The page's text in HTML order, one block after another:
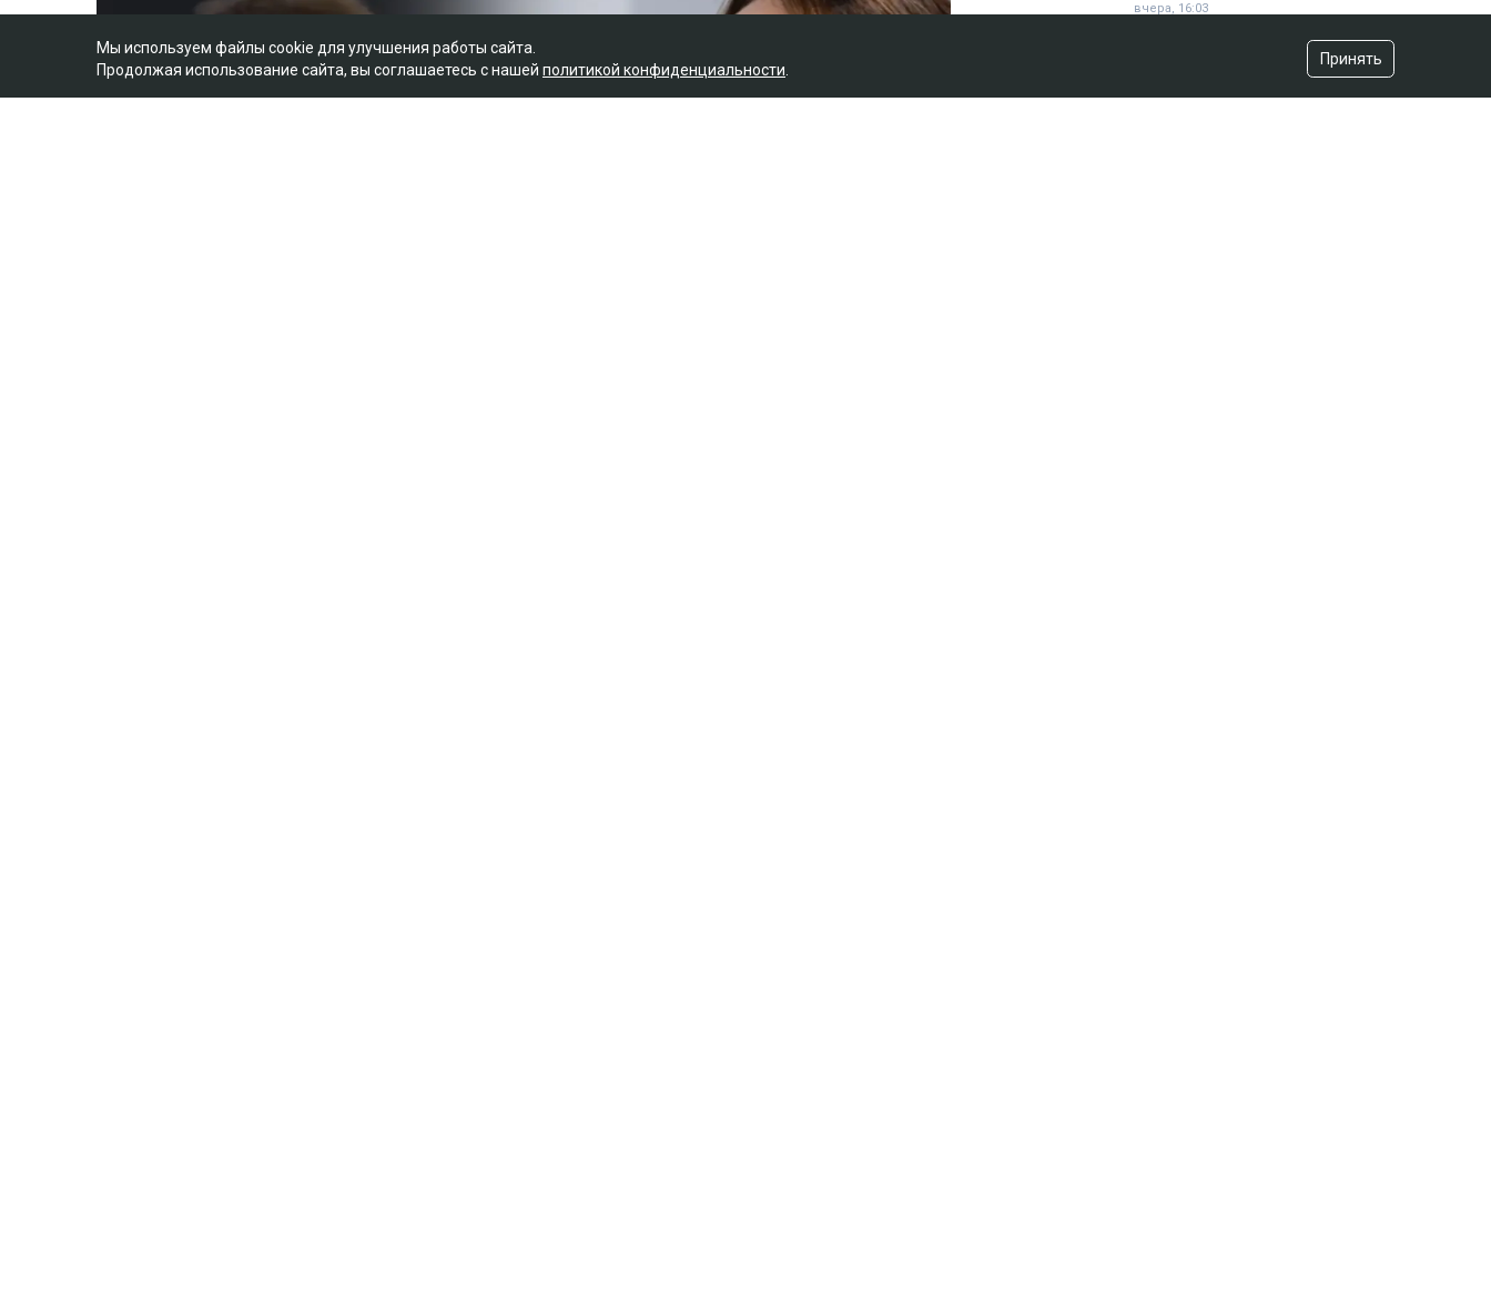
вчера, 16:03
«Хотела покончить с собой»:
девочка подверглась травле после
Мы используем файлы cookie для улучшения работы сайта.
Продолжая использование сайта, вы соглашаетесь с нашей политикой конфиденциальности
Принять